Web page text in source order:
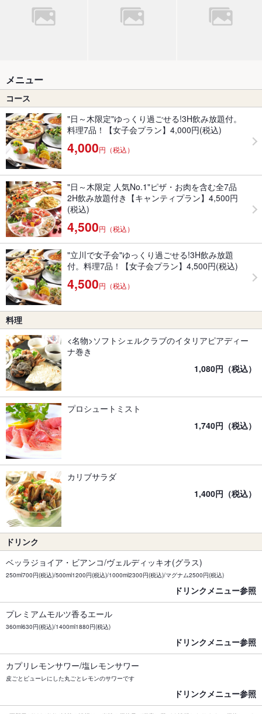
メニュー
コース
"日～木限定"ゆっくり過ごせる!3H飲み放題付。
料理7品！【女子会プラン】4,000円(税込)
4,000円（税込）
"日～木限定 人気No.1"ピザ・お肉を含む全7品
2H飲み放題付き【キャンティプラン】4,500円
(税込)
4,500円（税込）
"立川で女子会"ゆっくり過ごせる!3H飲み放題
付。料理7品！【女子会プラン】4,500円(税込)
4,500円（税込）
料理
<名物>ソフトシェルクラブのイタリアピアディー
ナ巻き
1,080円（税込）
プロシュートミスト
1,740円（税込）
カリブサラダ
1,400円（税込）
ドリンク
ベッラジョイア・ビアンコ/ヴェルディッキオ(グラス)
250ml700円(税込)/500ml1200円(税込)/1000ml2300円(税込)/マグナム2500円(税込)
ドリンクメニュー参照
プレミアムモルツ香るエール
360ml630円(税込)/1400ml1880円(税込)
ドリンクメニュー参照
カプリレモンサワー/塩レモンサワー
皮ごとピューレにした丸ごとレモンのサワーです
ドリンクメニュー参照